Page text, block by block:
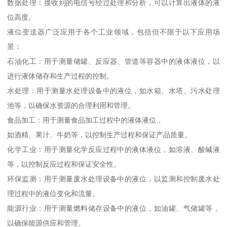
数据处理：接收到的电信号经过处理和分析，可以计算出液体的液
位高度。
液位变送器广泛应用于各个工业领域，包括但不限于以下应用场
景：
石油化工：用于测量储罐、反应器、管道等容器中的液体液位，以
进行液体储存和生产过程的控制。
水处理：用于测量水处理设备中的液位，如水箱、水塔、污水处理
池等，以确保水资源的合理利用和管理。
食品加工：用于测量食品加工过程中的液体液位，
如酒精、果汁、牛奶等，以控制生产过程和保证产品质量。
化学工业：用于测量化学反应过程中的液体液位，如溶液、酸碱液
等，以控制反应过程和保证安全性。
环保监测：用于测量废水处理设备中的液位，以监测和控制废水处
理过程中的液位变化和流量。
能源行业：用于测量燃料储存设备中的液位，如油罐、气储罐等，
以确保能源供应和管理。